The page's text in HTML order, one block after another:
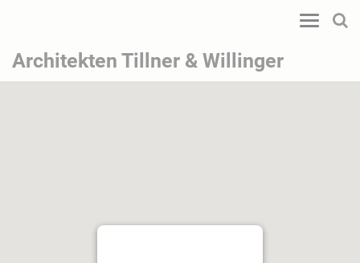
Toggle
Architekten Tillner & Willinger